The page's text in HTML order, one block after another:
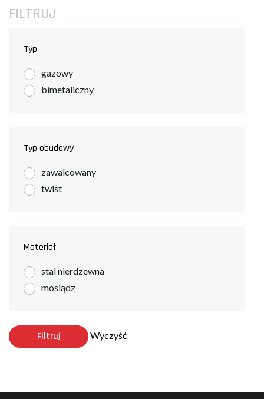
FILTRUJ
Typ
gazowy
bimetaliczny
Typ obudowy
zawalcowany
twist
Materiał
stal nierdzewna
mosiądz
Filtruj Wyczyść